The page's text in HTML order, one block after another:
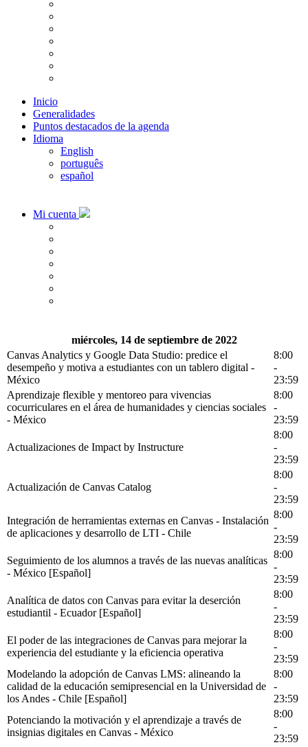
Inicio
Generalidades
Puntos destacados de la agenda
Idioma
English
português
español
Mi cuenta
miércoles, 14 de septiembre de 2022
Canvas Analytics y Google Data Studio: predice el
desempeño y motiva a estudiantes con un tablero digital -
México
8:00
-
23:59
Aprendizaje flexible y mentoreo para vivencias
cocurriculares en el área de humanidades y ciencias sociales
- México
8:00
-
23:59
Actualizaciones de Impact by Instructure
8:00
-
23:59
Actualización de Canvas Catalog
8:00
-
23:59
Integración de herramientas externas en Canvas - Instalación
de aplicaciones y desarrollo de LTI - Chile
8:00
-
23:59
Seguimiento de los alumnos a través de las nuevas analíticas
- México [Español]
8:00
-
23:59
Analítica de datos con Canvas para evitar la deserción
estudiantil - Ecuador [Español]
8:00
-
23:59
El poder de las integraciones de Canvas para mejorar la
experiencia del estudiante y la eficiencia operativa
8:00
-
23:59
Modelando la adopción de Canvas LMS: alineando la
calidad de la educación semipresencial en la Universidad de
los Andes - Chile [Español]
8:00
-
23:59
Potenciando la motivación y el aprendizaje a través de
insignias digitales en Canvas - México
8:00
-
23:59